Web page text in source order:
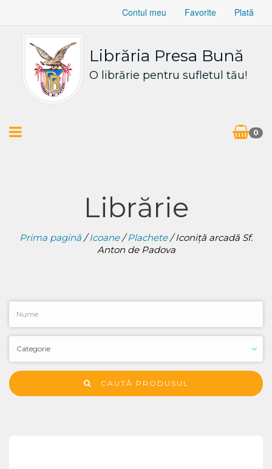
Contul meu Favorite Plată
Librăria Presa Bună
O librărie pentru sufletul tău!
0
Librărie
Prima pagină /Icoane/Plachete/ Iconiță arcadă Sf.
Anton de Padova
CAUTĂ PRODUSUL